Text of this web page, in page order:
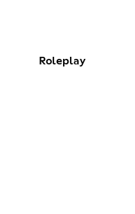
Roleplay